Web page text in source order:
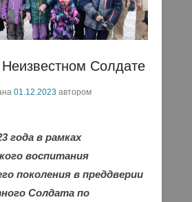
Солдате
01.12.2023 автором
года в рамках
воспитания
поколения в преддверии
Солдата по